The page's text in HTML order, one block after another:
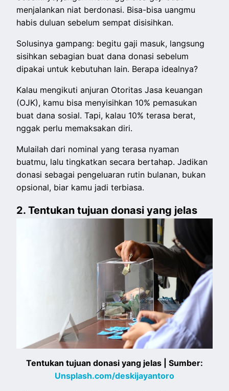
menjalankan niat berdonasi. Bisa-bisa uangmu
habis duluan sebelum sempat disisihkan.
Solusinya gampang: begitu gaji masuk, langsung
sisihkan sebagian buat dana donasi sebelum
dipakai untuk kebutuhan lain. Berapa idealnya?
Kalau mengikuti anjuran Otoritas Jasa keuangan
(OJK), kamu bisa menyisihkan 10% pemasukan
buat dana sosial. Tapi, kalau 10% terasa berat,
nggak perlu memaksakan diri.
Mulailah dari nominal yang terasa nyaman
buatmu, lalu tingkatkan secara bertahap. Jadikan
donasi sebagai pengeluaran rutin bulanan, bukan
opsional, biar kamu jadi terbiasa.
2. Tentukan tujuan donasi yang jelas
Tentukan tujuan donasi yang jelas | Sumber:
Unsplash.com/deskijayantoro